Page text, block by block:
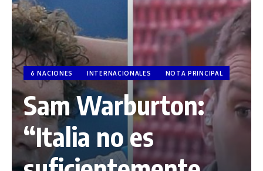
6 NACIONES INTERNACIONALES NOTA PRINCIPAL
Sam Warburton:
“Italia no es